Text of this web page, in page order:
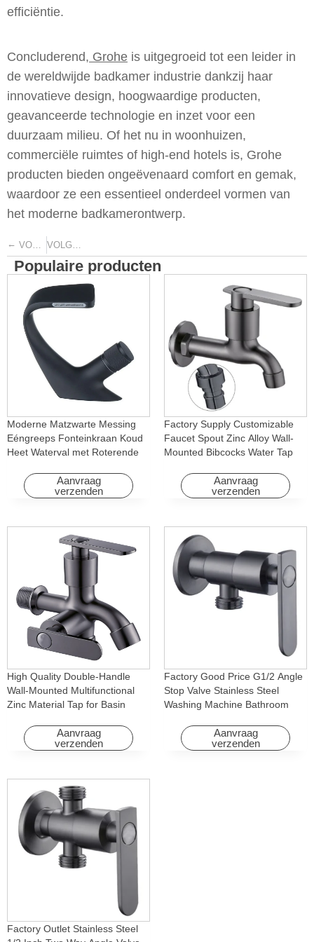
efficiëntie.
Concluderend, Grohe is uitgegroeid tot een leider in
de wereldwijde badkamer industrie dankzij haar
innovatieve design, hoogwaardige producten,
geavanceerde technologie en inzet voor een
duurzaam milieu. Of het nu in woonhuizen,
commerciële ruimtes of high-end hotels is, Grohe
producten bieden ongeëvenaard comfort en gemak,
waardoor ze een essentieel onderdeel vormen van
het moderne badkamerontwerp.
← VORIGE VOLGENDE
Populaire producten
Moderne Matzwarte Messing
Eéngreeps Fonteinkraan Koud
Heet Waterval met Roterende
AppartementAanvraag
verzenden
Factory Supply Customizable
Faucet Spout Zinc Alloy Wall-
Mounted Bibcocks Water Tap
Aanvraag
verzenden
High Quality Double-Handle
Wall-Mounted Multifunctional
Zinc Material Tap for Basin
Homes
Aanvraag
verzenden
Factory Good Price G1/2 Angle
Stop Valve Stainless Steel
Washing Machine Bathroom
Apartments & Hotels
Aanvraag
verzenden
Factory Outlet Stainless Steel